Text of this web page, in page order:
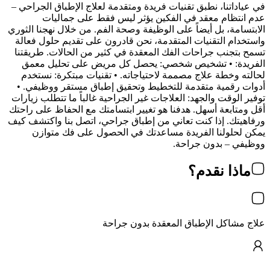
في عياداتنا، نطبق تقنيات فريدة ومتقدمة لعلاج الإطباق الجراحي –
عدم انتظام معقد في الفكين يؤثر ليس فقط على جماليات
الابتسامة، بل أيضاً على الوظيفة وصحة الفم. من خلال نهجنا الثوري
واستخدام التقنيات المتقدمة، نحن قادرون على تقديم حلول فعالة
تسمح بتجنب جراحات الفك المعقدة في كثير من الحالات. طريقتنا
الفريدة: • تشخيص شخصي: يحصل كل مريض على تحليل معمق
لحالته وخطة علاج مصممة لاحتياجاته. • تقنيات مبتكرة: نستخدم
أدوات رقمية متقدمة للتخطيط وتحقيق إطباق مستقر ووظيفي. •
توفير الوقت والجهد: العلاجات غير الجراحية غالباً ما تتطلب زيارات
أقل ومتابعة أسهل. هدفنا هو تغيير ابتسامتك مع الحفاظ على راحتك
ورفاهيتك. إذا كنت تعاني من إطباق جراحي، اتصل بنا واكتشف كيف
يمكن لحلولنا الفريدة مساعدتك في الحصول على فك متوازن
ووظيفي – بدون جراحة.
ماذا نقدم؟
علاج مشاكل الإطباق المعقدة بدون جراحة